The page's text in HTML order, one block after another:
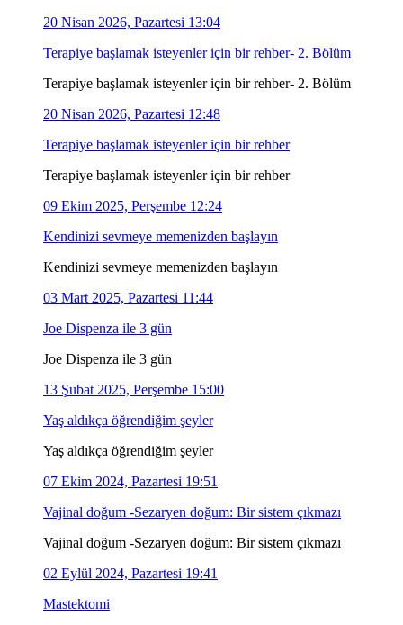
20 Nisan 2026, Pazartesi 13:04
Terapiye başlamak isteyenler için bir rehber- 2. Bölüm
Terapiye başlamak isteyenler için bir rehber- 2. Bölüm
20 Nisan 2026, Pazartesi 12:48
Terapiye başlamak isteyenler için bir rehber
Terapiye başlamak isteyenler için bir rehber
09 Ekim 2025, Perşembe 12:24
Kendinizi sevmeye memenizden başlayın
Kendinizi sevmeye memenizden başlayın
03 Mart 2025, Pazartesi 11:44
Joe Dispenza ile 3 gün
Joe Dispenza ile 3 gün
13 Şubat 2025, Perşembe 15:00
Yaş aldıkça öğrendiğim şeyler
Yaş aldıkça öğrendiğim şeyler
07 Ekim 2024, Pazartesi 19:51
Vajinal doğum -Sezaryen doğum: Bir sistem çıkmazı
Vajinal doğum -Sezaryen doğum: Bir sistem çıkmazı
02 Eylül 2024, Pazartesi 19:41
Mastektomi